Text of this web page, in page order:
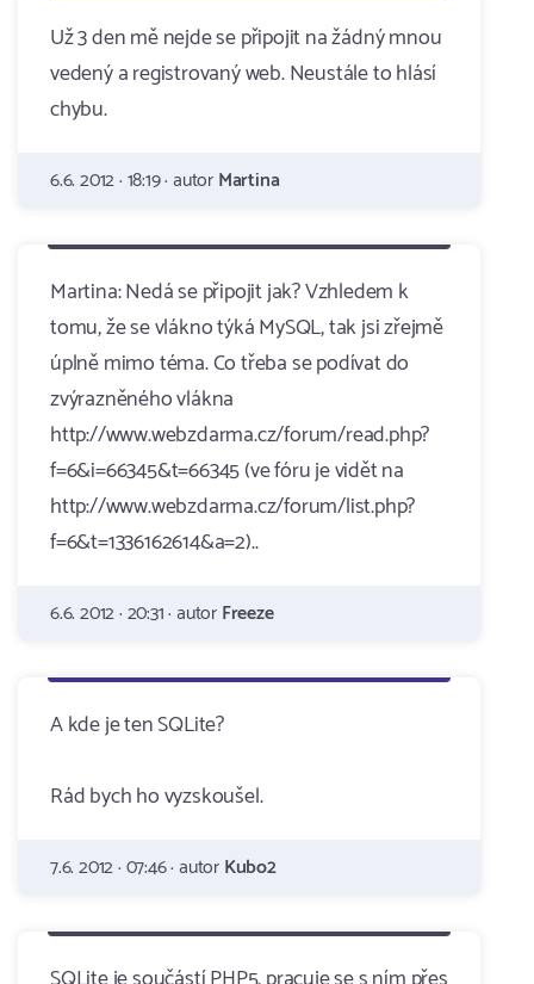
Už 3 den mě nejde se připojit na žádný mnou
vedený a registrovaný web. Neustále to hlásí
chybu.
6.6. 2012 · 18:19 · autorMartina
Martina: Nedá se připojit jak? Vzhledem k
tomu, že se vlákno týká MySQL, tak jsi zřejmě
úplně mimo téma. Co třeba se podívat do
zvýrazněného vlákna
http://www.webzdarma.cz/forum/read.php?
f=6&i=66345&t=66345 (ve fóru je vidět na
http://www.webzdarma.cz/forum/list.php?
f=6&t=1336162614&a=2)..
6.6. 2012 · 20:31 · autorFreeze
A kde je ten SQLite?
Rád bych ho vyzskoušel.
7.6. 2012 · 07:46 · autorKubo2